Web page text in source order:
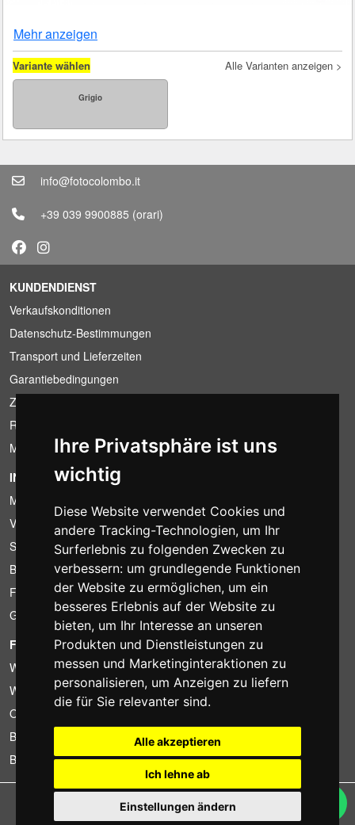
Ihre Privatsphäre ist uns
wichtig
Diese Website verwendet Cookies und
andere Tracking-Technologien, um Ihr
Surferlebnis zu folgenden Zwecken zu
verbessern: um grundlegende Funktionen
der Website zu ermöglichen, um ein
besseres Erlebnis auf der Website zu
bieten, um Ihr Interesse an unseren
Produkten und Dienstleistungen zu
messen und Marketinginteraktionen zu
personalisieren, um Anzeigen zu liefern
die für Sie relevanter sind.
Alle akzeptieren
Ich lehne ab
Einstellungen ändern
Mehr anzeigen
Variante wählen Alle Varianten anzeigen >
Grigio
info@fotocolombo.it
+39 039 9900885 (orari)
KUNDENDIENST
Verkaufskonditionen
Datenschutz-Bestimmungen
Transport und Lieferzeiten
Garantiebedingungen
Zahlungsbedingungen
Ruecktrittsrecht
MwSt-Bedingungen
INFORMATION
Mietbedingungen
Verkaufsangebote
Sparpakete
Billiger gefunden?
Finanzierung
Gebrauchtartikel
FOTOCOLOMBO.IT
Wer wir sind
Wo wir sind
Oeffnungszeiten
Bewertungen auf Trovaprezzi
Bewertungen auf Google
Copyright © Fotocolombo Srl - Viale Verdi 95 - 23807 Merate (LC) - P. Iva
03298370135 - SDI: M5UXCR1